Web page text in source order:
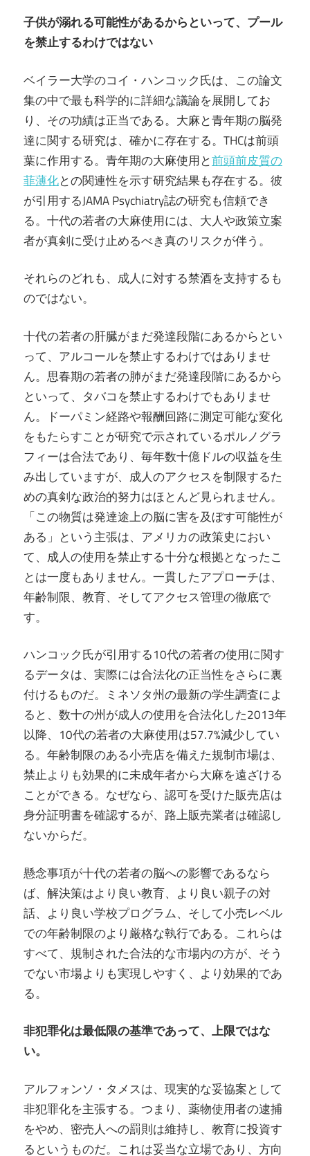
子供が溺れる可能性があるからといって、プール
を禁止するわけではない
ベイラー大学のコイ・ハンコック氏は、この論文
集の中で最も科学的に詳細な議論を展開してお
り、その功績は正当である。大麻と青年期の脳発
達に関する研究は、確かに存在する。THCは前頭
葉に作用する。青年期の大麻使用と前頭前皮質の
菲薄化との関連性を示す研究結果も存在する。彼
が引用するJAMA Psychiatry誌の研究も信頼でき
る。十代の若者の大麻使用には、大人や政策立案
者が真剣に受け止めるべき真のリスクが伴う。
それらのどれも、成人に対する禁酒を支持するも
のではない。
十代の若者の肝臓がまだ発達段階にあるからとい
って、アルコールを禁止するわけではありませ
ん。思春期の若者の肺がまだ発達段階にあるから
といって、タバコを禁止するわけでもありませ
ん。ドーパミン経路や報酬回路に測定可能な変化
をもたらすことが研究で示されているポルノグラ
フィーは合法であり、毎年数十億ドルの収益を生
み出していますが、成人のアクセスを制限するた
めの真剣な政治的努力はほとんど見られません。
「この物質は発達途上の脳に害を及ぼす可能性が
ある」という主張は、アメリカの政策史におい
て、成人の使用を禁止する十分な根拠となったこ
とは一度もありません。一貫したアプローチは、
年齢制限、教育、そしてアクセス管理の徹底で
す。
ハンコック氏が引用する10代の若者の使用に関す
るデータは、実際には合法化の正当性をさらに裏
付けるものだ。ミネソタ州の最新の学生調査によ
ると、数十の州が成人の使用を合法化した2013年
以降、10代の若者の大麻使用は57.7%減少してい
る。年齢制限のある小売店を備えた規制市場は、
禁止よりも効果的に未成年者から大麻を遠ざける
ことができる。なぜなら、認可を受けた販売店は
身分証明書を確認するが、路上販売業者は確認し
ないからだ。
懸念事項が十代の若者の脳への影響であるなら
ば、解決策はより良い教育、より良い親子の対
話、より良い学校プログラム、そして小売レベル
での年齢制限のより厳格な執行である。これらは
すべて、規制された合法的な市場内の方が、そう
でない市場よりも実現しやすく、より効果的であ
る。
非犯罪化は最低限の基準であって、上限ではな
い。
アルフォンソ・タメスは、現実的な妥協案として
非犯罪化を主張する。つまり、薬物使用者の逮捕
をやめ、密売人への罰則は維持し、教育に投資す
るというものだ。これは妥当な立場であり、方向